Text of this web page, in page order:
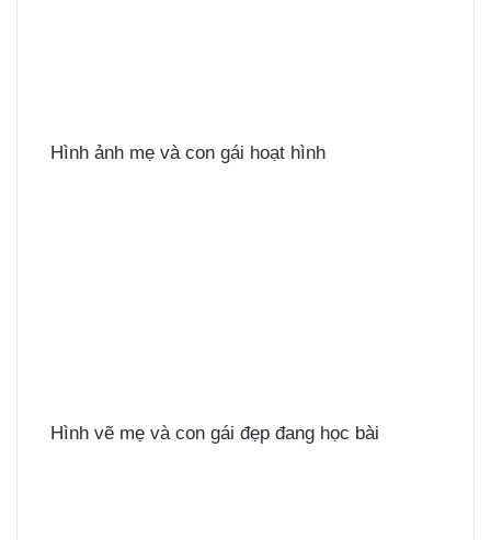
Hình ảnh mẹ và con gái hoạt hình
Hình vẽ mẹ và con gái đẹp đang học bài